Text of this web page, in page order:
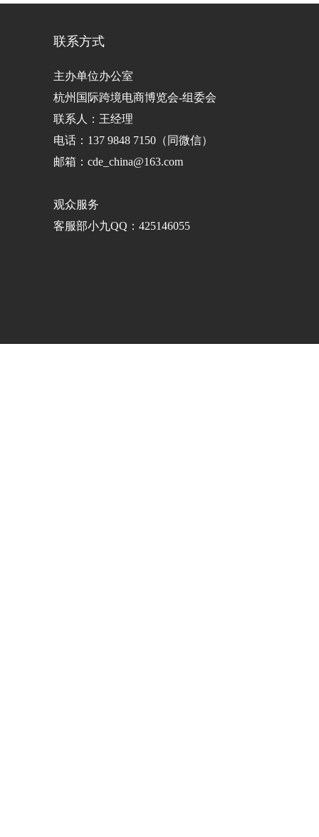
联系方式
主办单位办公室
杭州国际跨境电商博览会-组委会
联系人：王经理
电话：137 9848 7150（同微信）
邮箱：cde_china@163.com
观众服务
客服部小九QQ：425146055